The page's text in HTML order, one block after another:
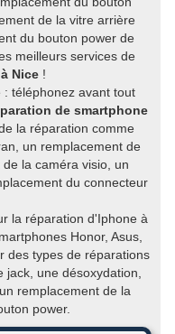
de la vitre arrière
du bouton power de
meilleurs services de
Nice !
téléphonez avant tout
de smartphone
la réparation comme
un remplacement de
la caméra visio, un
du connecteur
la réparation d'Iphone à
Honor, Asus,
des types de réparations
une désoxydation,
remplacement de la
power.